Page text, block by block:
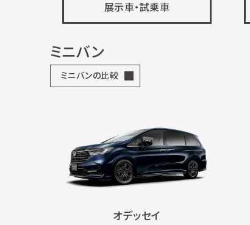
展示車・試乗車
ミニバン
ミニバンの比較
オデッセイ